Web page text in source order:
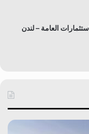
العامة – لندن